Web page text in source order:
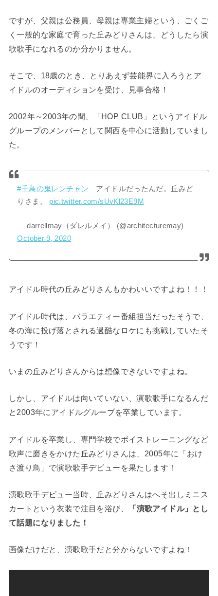
ですが、父親は公務員、母親は専業主婦という、ごくご
く一般的な家庭で育った丘みどりさんは、どうしたら演
歌歌手になれるのか分かりません。
そこで、18歳のとき、とりあえず芸能界に入ろうとア
イドルのオーディションを受け、見事合格！
2002年～2003年の間、「HOP CLUB」というアイドル
グループのメンバーとして関西を中心に活動していまし
た。
#千鳥の鬼レンチャン アイドルだったんだ。丘みど
りさま。 pic.twitter.com/sUvKl23E9M
— darrellmay（ダレルメイ） (@architecturemay)
October 9, 2020
アイドル時代の丘みどりさんもかわいいですよね！！！
アイドル時代は、バラエティー番組担当だったそうで、
冬の海に投げ落とされる過酷なロケにも挑戦していたそ
うです！
いまの丘みどりさんからは想像できないですよね。
しかし、アイドルは向いていない、演歌歌手になるんだ
と2003年にアイドルグループを卒業しています。
アイドルを卒業し、専門学校でボイストレーニングなど
歌声に磨きをかけた丘みどりさんは、2005年に「おけ
さ渡り鳥」で演歌歌手デビューを果たします！
演歌歌手デビュー当時、丘みどりさんはへそ出しミニス
カートという衣装で注目を浴び、
「演歌アイドル」とし
て話題になりました！
画像だけだと、演歌歌手だと分からないですよね！